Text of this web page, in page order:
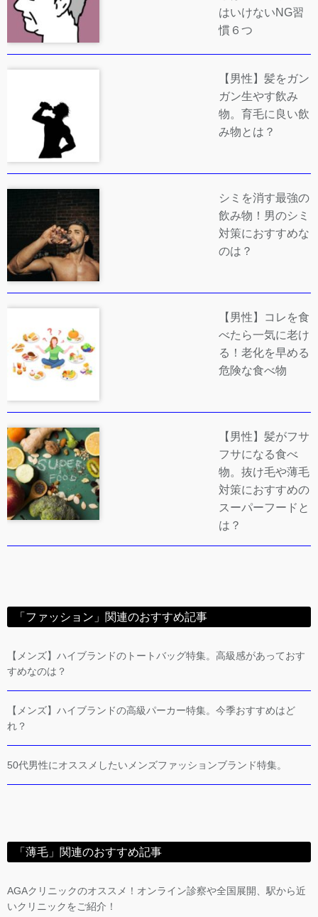
はいけないNG習
慣６つ
【男性】髪をガン
ガン生やす飲み
物。育毛に良い飲
み物とは？
シミを消す最強の
飲み物！男のシミ
対策におすすめな
のは？
【男性】コレを食
べたら一気に老け
る！老化を早める
危険な食べ物
【男性】髪がフサ
フサになる食べ
物。抜け毛や薄毛
対策におすすめの
スーパーフードと
は？
「ファッション」関連のおすすめ記事
【メンズ】ハイブランドのトートバッグ特集。高級感があっておす
すめなのは？
【メンズ】ハイブランドの高級パーカー特集。今季おすすめはど
れ？
50代男性にオススメしたいメンズファッションブランド特集。
「薄毛」関連のおすすめ記事
AGAクリニックのオススメ！オンライン診察や全国展開、駅から近
いクリニックをご紹介！